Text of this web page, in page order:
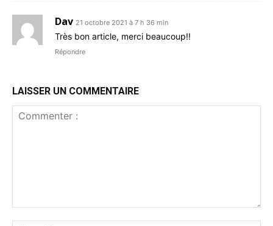
Dav 21 octobre 2021 à 7 h 36 min
Très bon article, merci beaucoup!!
Répondre
LAISSER UN COMMENTAIRE